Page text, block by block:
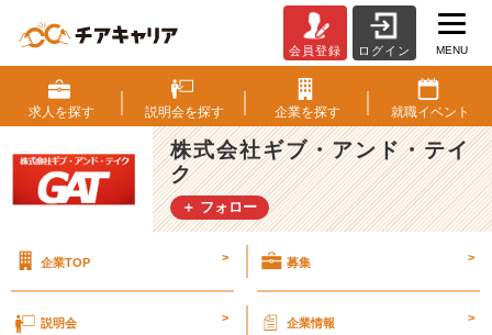
の
イ
メ
ー
ジ、
覆
し
【エ
会員登録 ログイン MENU
求人を探す 説明会を探す 企業を探す 就職イベント
株式会社ギブ・アンド・テイ
ク
＋ フォロー
企業TOP > 募集 >
説明会 > 企業情報 >